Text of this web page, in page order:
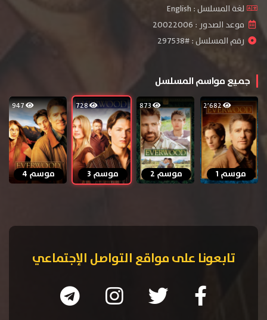
لغة المسلسل : English
موعد الصدور : 20022006
رقم المسلسل : #297538
جميع مواسم المسلسل
2٬682
موسم 1
873
موسم 2
728
موسم 3
947
موسم 4
تابعونا على مواقع التواصل الإجتماعي